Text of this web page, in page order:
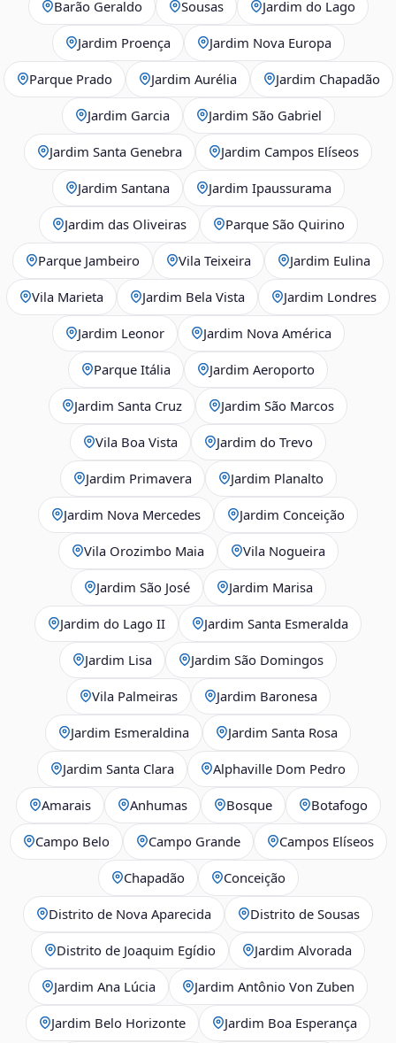
Barão Geraldo Sousas Jardim do Lago
Jardim Proença Jardim Nova Europa
Parque Prado Jardim Aurélia Jardim Chapadão
Jardim Garcia Jardim São Gabriel
Jardim Santa Genebra Jardim Campos Elíseos
Jardim Santana Jardim Ipaussurama
Jardim das Oliveiras Parque São Quirino
Parque Jambeiro Vila Teixeira Jardim Eulina
Vila Marieta Jardim Bela Vista Jardim Londres
Jardim Leonor Jardim Nova América
Parque Itália Jardim Aeroporto
Jardim Santa Cruz Jardim São Marcos
Vila Boa Vista Jardim do Trevo
Jardim Primavera Jardim Planalto
Jardim Nova Mercedes Jardim Conceição
Vila Orozimbo Maia Vila Nogueira
Jardim São José Jardim Marisa
Jardim do Lago II Jardim Santa Esmeralda
Jardim Lisa Jardim São Domingos
Vila Palmeiras Jardim Baronesa
Jardim Esmeraldina Jardim Santa Rosa
Jardim Santa Clara Alphaville Dom Pedro
Amarais Anhumas Bosque Botafogo
Campo Belo Campo Grande Campos Elíseos
Chapadão Conceição
Distrito de Nova Aparecida Distrito de Sousas
Distrito de Joaquim Egídio Jardim Alvorada
Jardim Ana Lúcia Jardim Antônio Von Zuben
Jardim Belo Horizonte Jardim Boa Esperança